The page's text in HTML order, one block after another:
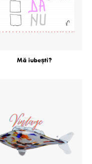
Mă iubeşti?